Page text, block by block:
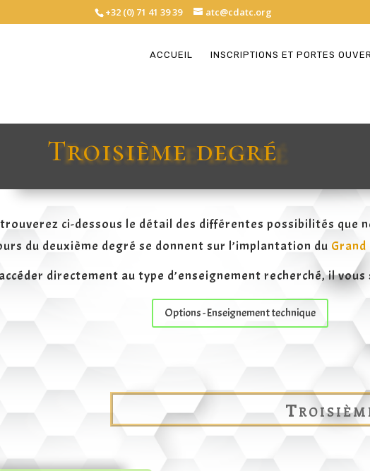
+32 (0) 71 41 39 39 atc@cdatc.org
ACCUEIL INSCRIPTIONS ET PORTES
Troisième degré
ci-dessous le détail des différentes possibilités
du deuxième degré se donnent sur l’implantation du
directement au type d’enseignement recherché, il
Options - Enseignement technique